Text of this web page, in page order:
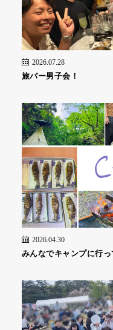
2026.07.28
旅バー男子会！
2026.04.30
みんなでキャンプに行